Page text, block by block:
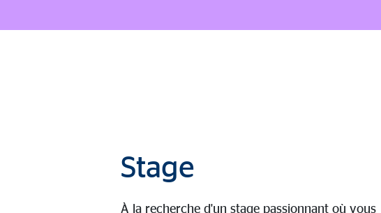
Stage
À la recherche d'un stage passionnant où vous